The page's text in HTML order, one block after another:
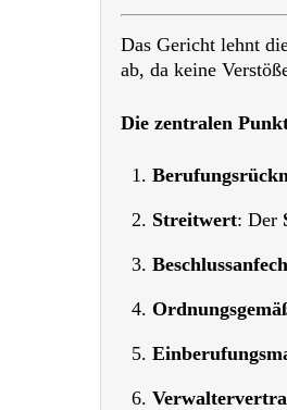
Das Gericht lehnt
ab, da keine
Die zentralen
Streitwert: Der